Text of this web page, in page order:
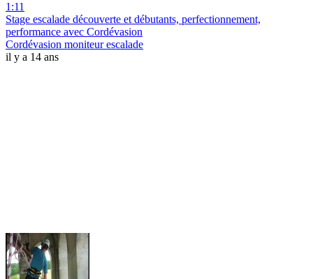
1:11
Stage escalade découverte et débutants, perfectionnement,
performance avec Cordévasion
Cordévasion moniteur escalade
il y a 14 ans